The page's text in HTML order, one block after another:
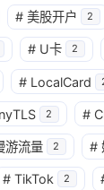
# 美股开户 2
# U卡 2
# LocalCard
2 #
游流量 2 #
# TikTok 2